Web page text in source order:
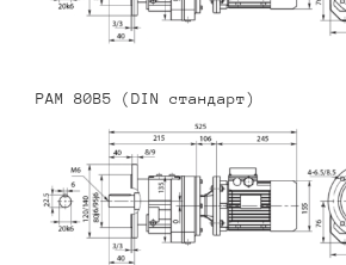
PAM 80B5 (DIN стандарт)